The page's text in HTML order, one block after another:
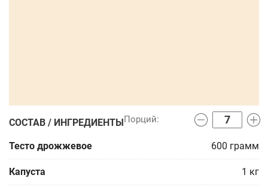
СОСТАВ / ИНГРЕДИЕНТЫ
Тесто дрожжевое 600 грамм
Капуста 1 кг